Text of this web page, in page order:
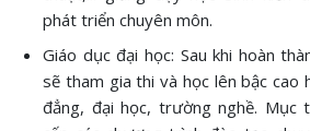
phát triển chuyên môn.
Giáo dục đại học: Sau khi hoàn
sẽ tham gia thi và học lên bậc cao
đẳng, đại học, trường nghề. Mục